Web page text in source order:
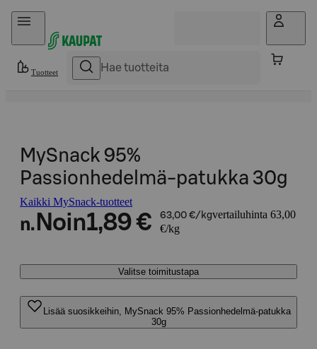
Hyppää sisältöön
Tuotteet
MySnack 95%
Passionhedelmä-patukka 30g
Kaikki MySnack-tuotteet
n. Noin1,89 € 63,00 €/kgvertailuhinta 63,00
€/kg
Valitse toimitustapa
Lisää suosikkeihin, MySnack 95% Passionhedelmä-patukka
30g